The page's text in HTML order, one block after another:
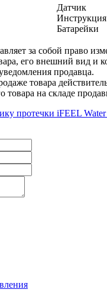
Датчик
Инструкция
Батарейки
за собой право
его внешний вид и
продавца.
товара
товара на складе
протечки iFEEL